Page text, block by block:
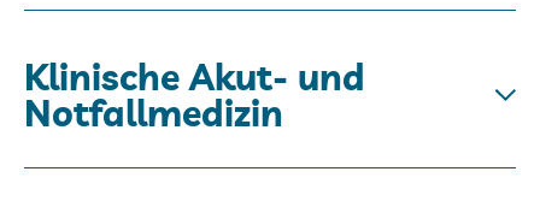
Klinische Akut- und
Notfallmedizin